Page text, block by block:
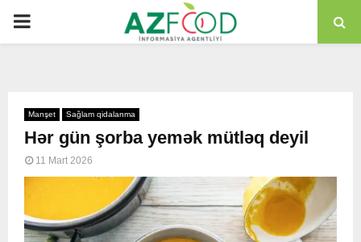
PRIMARY
Manşet Sağlam qidalanma
Hər gün şorba yemək mütləq deyil
11 Mart 2026